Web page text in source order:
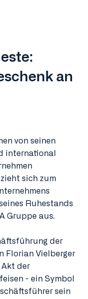
an
von seinen
international
sich zum
Ruhestands
Gruppe aus.
der
Florian Vielberger
Akt der
- ein Symbol
sein